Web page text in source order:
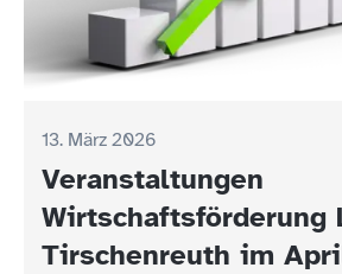
13. März 2026
Veranstaltungen
Wirtschaftsförderung
Tirschenreuth im